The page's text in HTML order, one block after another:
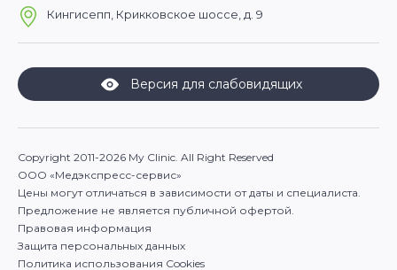
Кингисепп, Крикковское шоссе, д. 9
Версия для слабовидящих
Copyright 2011-2026 My Clinic. All Right Reserved
ООО «Медэкспресс-сервис»
Цены могут отличаться в зависимости от даты и специалиста.
Предложение не является публичной офертой.
Правовая информация
Защита персональных данных
Политика использования Cookies